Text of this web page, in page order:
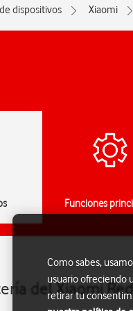
dispositivos Xiaomi
Funciones
del Xiaomi
Como sabes,
usuario ofreciendo
retirar tu